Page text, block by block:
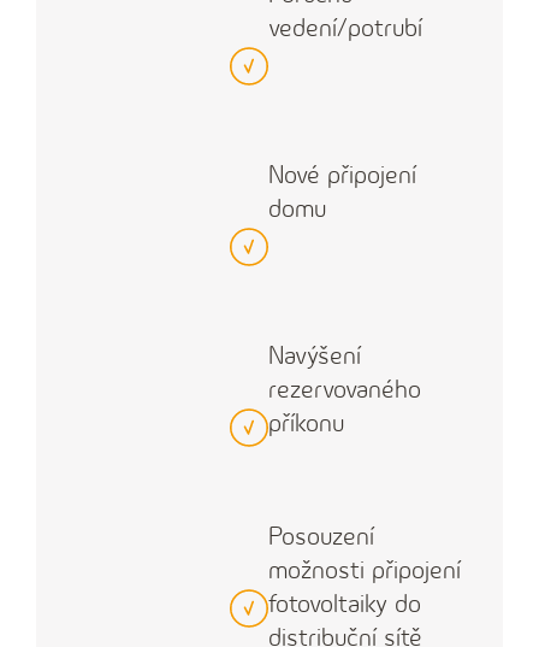
vedení/potrubí
Nové připojení
domu
Navýšení
rezervovaného
příkonu
Posouzení
možnosti připojení
fotovoltaiky do
distribuční sítě